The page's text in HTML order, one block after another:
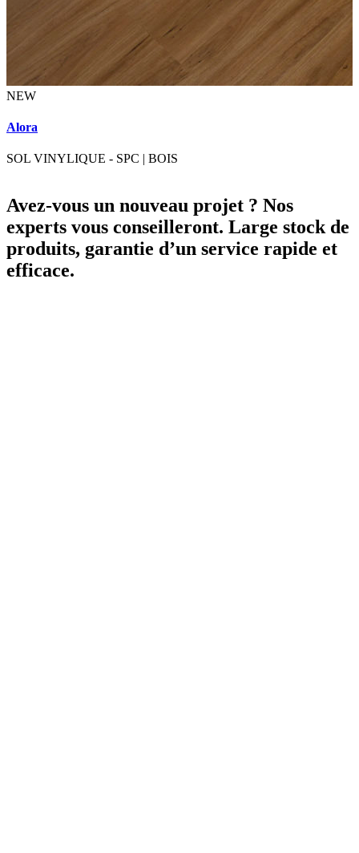
NEW
Alora
SOL VINYLIQUE - SPC | BOIS
Avez-vous un nouveau projet ? Nos
experts vous conseilleront. Large stock de
produits, garantie d’un service rapide et
efficace.